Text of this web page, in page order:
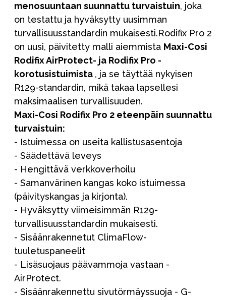
menosuuntaan suunnattu turvaistuin, joka
on testattu ja hyväksytty uusimman
turvallisuusstandardin mukaisesti.Rodifix Pro 2
on uusi, päivitetty malli aiemmista Maxi-Cosi
Rodifix AirProtect- ja Rodifix Pro -
korotusistuimista , ja se täyttää nykyisen
R129-standardin, mikä takaa lapsellesi
maksimaalisen turvallisuuden.
Maxi-Cosi Rodifix Pro 2 eteenpäin suunnattu
turvaistuin:
- Istuimessa on useita kallistusasentoja
- Säädettävä leveys
- Hengittävä verkkoverhoilu
- Samanvärinen kangas koko istuimessa
(päivityskangas ja kirjonta).
- Hyväksytty viimeisimmän R129-
turvallisuusstandardin mukaisesti.
- Sisäänrakennetut ClimaFlow-
tuuletuspaneelit
- Lisäsuojaus päävammoja vastaan -
AirProtect.
- Sisäänrakennettu sivutörmäyssuoja - G-